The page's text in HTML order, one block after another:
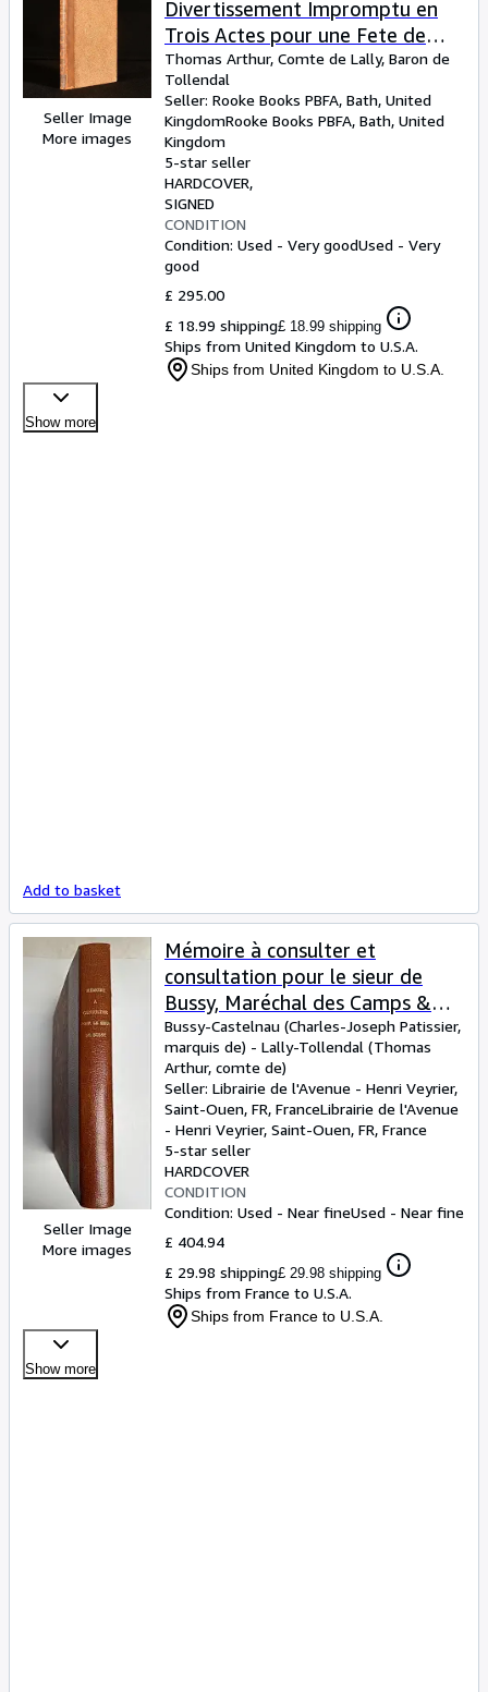
Seller Image
More images
Divertissement Impromptu en
Trois Actes pour une Fete de
Famille donnee par Trois Enfants
a leur Mere
Thomas Arthur, Comte de Lally, Baron de
Tollendal
Seller: Rooke Books PBFA, Bath, United
KingdomRooke Books PBFA, Bath, United
Kingdom
5-star seller
HARDCOVER
SIGNED
CONDITION
Condition: Used - Very goodUsed - Very
good
£ 295.00
£ 18.99 shipping£ 18.99 shipping
Ships from United Kingdom to U.S.A.
Ships from United Kingdom to U.S.A.
Show more
Add to basket
Seller Image
More images
Mémoire à consulter et
consultation pour le sieur de
Bussy, Maréchal des Camps &
Armées du Roi, au sujet du
mémoire que le sieur de Lally,
lieutenant-général, vient de
répandre dans le public, avec les
lettres que les sieurs de Bussy et
de Lallyse sont écrites dans
l'Inde pour servir de pièces
justificatives.
Bussy-Castelnau (Charles-Joseph Patissier,
marquis de) - Lally-Tollendal (Thomas
Arthur, comte de)
Seller: Librairie de l'Avenue - Henri Veyrier,
Saint-Ouen, FR, FranceLibrairie de l'Avenue
- Henri Veyrier, Saint-Ouen, FR, France
5-star seller
HARDCOVER
CONDITION
Condition: Used - Near fineUsed - Near fine
£ 404.94
£ 29.98 shipping£ 29.98 shipping
Ships from France to U.S.A.
Ships from France to U.S.A.
Show more